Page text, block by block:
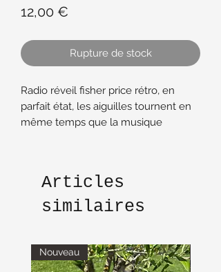
12,00 €
Rupture de stock
Radio réveil fisher price rétro, en
parfait état, les aiguilles tournent en
même temps que la musique
Articles
similaires
Nouveau